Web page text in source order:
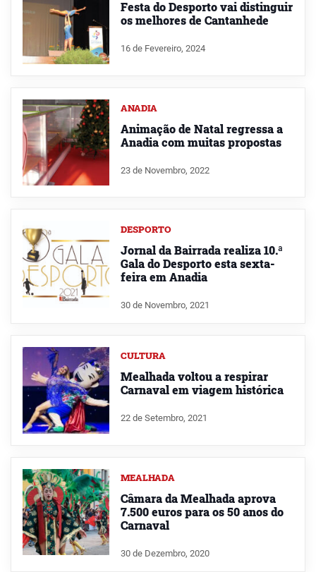
Festa do Desporto vai distinguir
os melhores de Cantanhede
16 de Fevereiro, 2024
ANADIA
Animação de Natal regressa a
Anadia com muitas propostas
23 de Novembro, 2022
DESPORTO
Jornal da Bairrada realiza 10.ª
Gala do Desporto esta sexta-
feira em Anadia
30 de Novembro, 2021
CULTURA
Mealhada voltou a respirar
Carnaval em viagem histórica
22 de Setembro, 2021
MEALHADA
Câmara da Mealhada aprova
7.500 euros para os 50 anos do
Carnaval
30 de Dezembro, 2020